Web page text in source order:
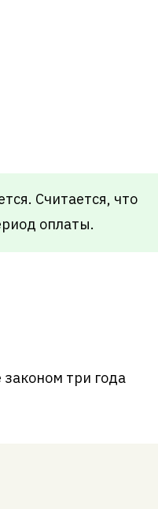
Считается, что
оплаты.
три года